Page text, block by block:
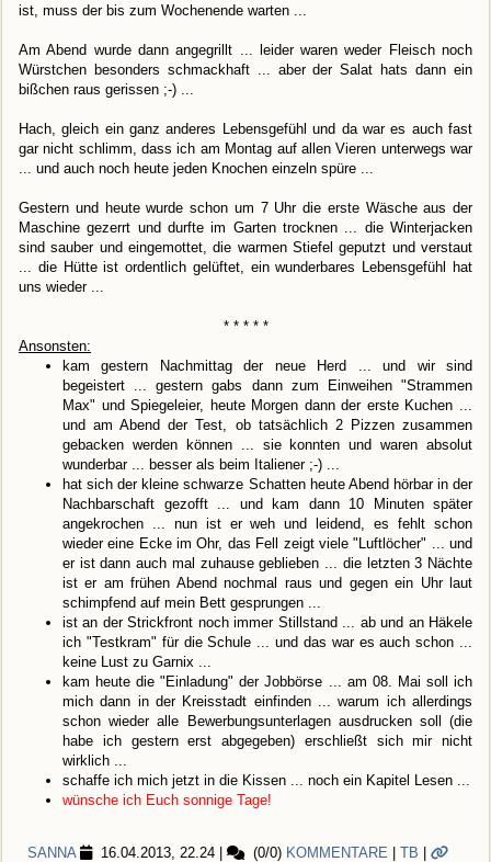
ist, muss der bis zum Wochenende warten ...
Am Abend wurde dann angegrillt ... leider waren weder Fleisch noch
Würstchen besonders schmackhaft ... aber der Salat hats dann ein
bißchen raus gerissen ;-) ...
Hach, gleich ein ganz anderes Lebensgefühl und da war es auch fast
gar nicht schlimm, dass ich am Montag auf allen Vieren unterwegs war
... und auch noch heute jeden Knochen einzeln spüre ...
Gestern und heute wurde schon um 7 Uhr die erste Wäsche aus der
Maschine gezerrt und durfte im Garten trocknen ... die Winterjacken
sind sauber und eingemottet, die warmen Stiefel geputzt und verstaut
... die Hütte ist ordentlich gelüftet, ein wunderbares Lebensgefühl hat
uns wieder ...
* * * * *
Ansonsten:
kam gestern Nachmittag der neue Herd ... und wir sind
begeistert ... gestern gabs dann zum Einweihen "Strammen
Max" und Spiegeleier, heute Morgen dann der erste Kuchen ...
und am Abend der Test, ob tatsächlich 2 Pizzen zusammen
gebacken werden können ... sie konnten und waren absolut
wunderbar ... besser als beim Italiener ;-) ...
hat sich der kleine schwarze Schatten heute Abend hörbar in der
Nachbarschaft gezofft ... und kam dann 10 Minuten später
angekrochen ... nun ist er weh und leidend, es fehlt schon
wieder eine Ecke im Ohr, das Fell zeigt viele "Luftlöcher" ... und
er ist dann auch mal zuhause geblieben ... die letzten 3 Nächte
ist er am frühen Abend nochmal raus und gegen ein Uhr laut
schimpfend auf mein Bett gesprungen ...
ist an der Strickfront noch immer Stillstand ... ab und an Häkele
ich "Testkram" für die Schule ... und das war es auch schon ...
keine Lust zu Garnix ...
kam heute die "Einladung" der Jobbörse ... am 08. Mai soll ich
mich dann in der Kreisstadt einfinden ... warum ich allerdings
schon wieder alle Bewerbungsunterlagen ausdrucken soll (die
habe ich gestern erst abgegeben) erschließt sich mir nicht
wirklich ...
schaffe ich mich jetzt in die Kissen ... noch ein Kapitel Lesen ...
wünsche ich Euch sonnige Tage!
SANNA 16.04.2013, 22.24 (0/0) KOMMENTARE TB